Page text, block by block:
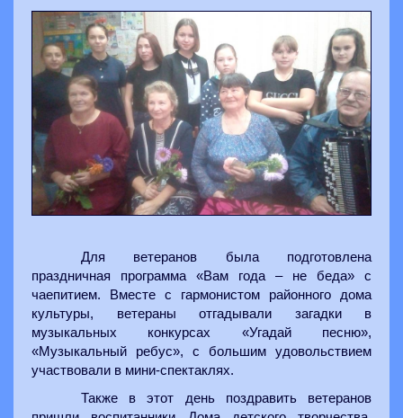
Для ветеранов была подготовлена
праздничная программа «Вам года – не беда» с
чаепитием. Вместе с гармонистом районного дома
культуры, ветераны отгадывали загадки в
музыкальных конкурсах «Угадай песню»,
«Музыкальный ребус», с большим удовольствием
участвовали в мини-спектаклях.
Также в этот день поздравить ветеранов